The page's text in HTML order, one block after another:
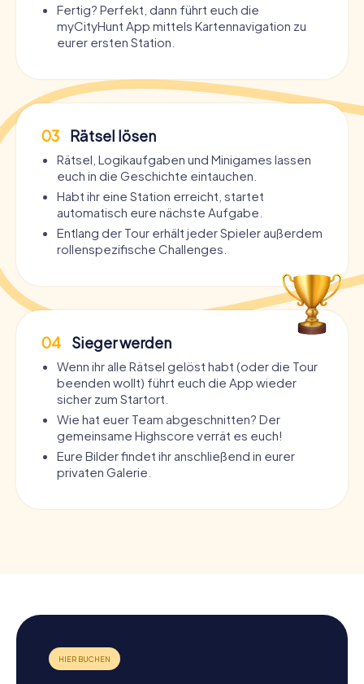
Fertig? Perfekt, dann führt euch die
myCityHunt App mittels Kartennavigation zu
eurer ersten Station.
03 Rätsel lösen
Rätsel, Logikaufgaben und Minigames lassen
euch in die Geschichte eintauchen.
Habt ihr eine Station erreicht, startet
automatisch eure nächste Aufgabe.
Entlang der Tour erhält jeder Spieler außerdem
rollenspezifische Challenges.
04 Sieger werden
Wenn ihr alle Rätsel gelöst habt (oder die Tour
beenden wollt) führt euch die App wieder
sicher zum Startort.
Wie hat euer Team abgeschnitten? Der
gemeinsame Highscore verrät es euch!
Eure Bilder findet ihr anschließend in eurer
privaten Galerie.